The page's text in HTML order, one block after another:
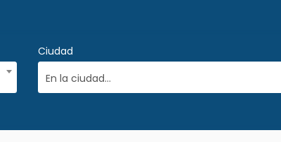
Ciudad
En la ciudad...